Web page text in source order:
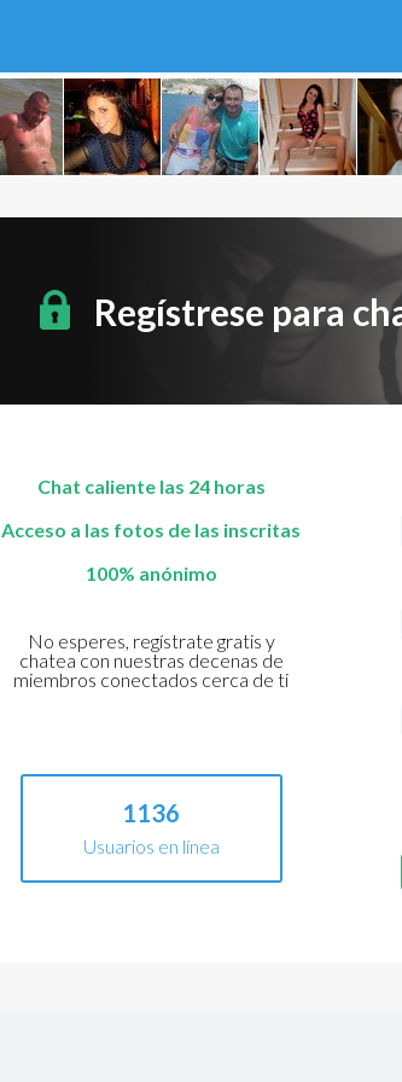
Regístrese para
Chat caliente las 24 horas
Acceso a las fotos de las inscritas
100% anónimo
No esperes, regístrate gratis y
chatea con nuestras decenas de
miembros conectados cerca de ti
1136
Usuarios en línea